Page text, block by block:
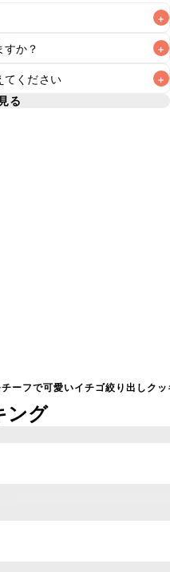
+
べくお早めにお召し上が
か？ +
存することをおすすめい
を作ることをおすすめい
てください +
る
ーフで可愛いイチゴ絞り出しクッ
ング